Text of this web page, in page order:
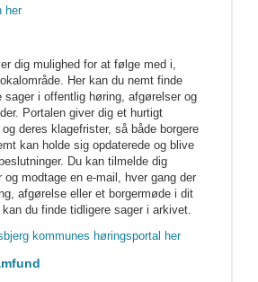
her
dig mulighed for at følge med i,
Her kan du nemt finde
sager i offentlig høring, afgørelser og
Portalen giver dig et hurtigt
deres klagefrister, så både borgere
kan holde sig opdaterede og blive
Du kan tilmelde dig
og modtage en e-mail, hver gang der
afgørelse eller et borgermøde i dit
du finde tidligere sager i arkivet.
kommunes høringsportal her